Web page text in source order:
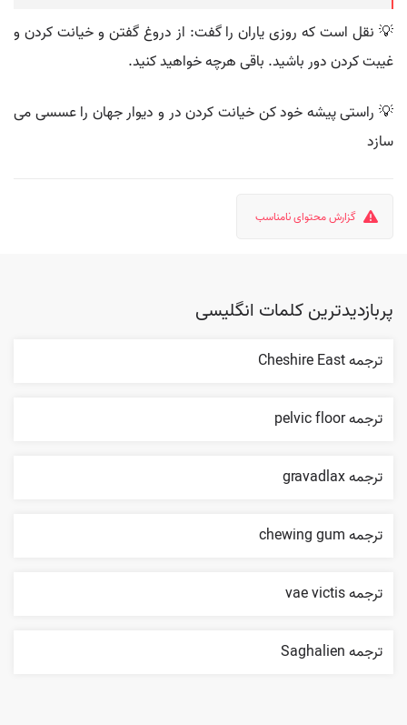
💡 نقل است که روزی یاران را گفت: از دروغ گفتن و خیانت کردن و
غیبت کردن دور باشید. باقی هرچه خواهید کنید.
💡 راستی پیشه خود کن خیانت کردن در و دیوار جهان را عسسی می
سازد
گزارش محتوای نامناسب
پربازدیدترین کلمات انگلیسی
ترجمه Cheshire East
ترجمه pelvic floor
ترجمه gravadlax
ترجمه chewing gum
ترجمه vae victis
ترجمه Saghalien